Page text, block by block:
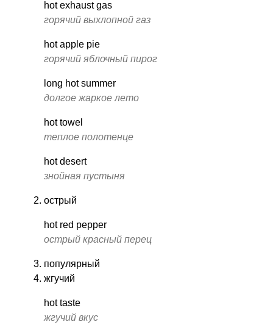
hot exhaust gas
горячий выхлопной газ
hot apple pie
горячий яблочный пирог
long hot summer
долгое жаркое лето
hot towel
теплое полотенце
hot desert
знойная пустыня
острый
hot red pepper
острый красный перец
популярный
жгучий
hot taste
жгучий вкус